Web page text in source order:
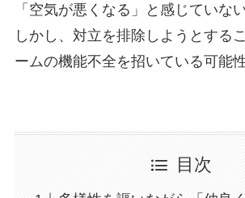
「空気が悪くなる」と感じていな
しかし、対立を排除しようとする
ームの機能不全を招いている可能
目次